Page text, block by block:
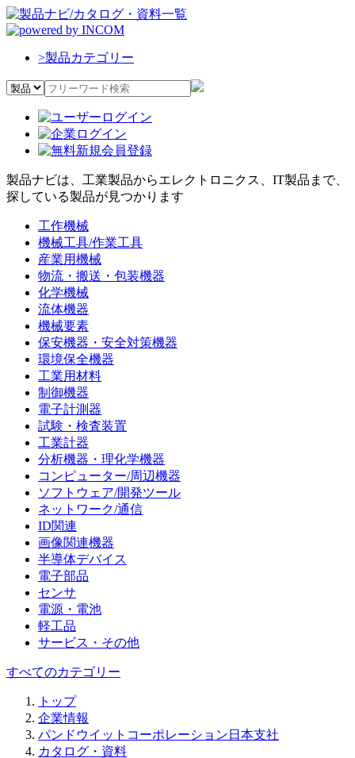
>製品カテゴリー
製品ナビは、工業製品からエレクトロニクス、IT製品まで、
探している製品が見つかります
工作機械
機械工具/作業工具
産業用機械
物流・搬送・包装機器
化学機械
流体機器
機械要素
保安機器・安全対策機器
環境保全機器
工業用材料
制御機器
電子計測器
試験・検査装置
工業計器
分析機器・理化学機器
コンピューター/周辺機器
ソフトウェア/開発ツール
ネットワーク/通信
ID関連
画像関連機器
半導体デバイス
電子部品
センサ
電源・電池
軽工品
サービス・その他
すべてのカテゴリー
トップ
企業情報
パンドウイットコーポレーション日本支社
カタログ・資料